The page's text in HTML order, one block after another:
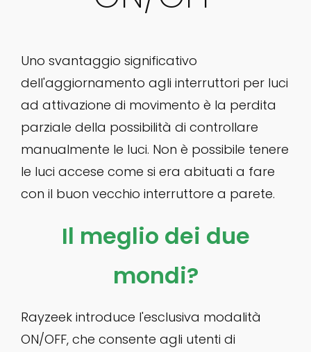
Uno svantaggio significativo
dell'aggiornamento agli interruttori per luci
ad attivazione di movimento è la perdita
parziale della possibilità di controllare
manualmente le luci. Non è possibile tenere
le luci accese come si era abituati a fare
con il buon vecchio interruttore a parete.
Il meglio dei due
mondi?
Rayzeek introduce l'esclusiva modalità
ON/OFF, che consente agli utenti di